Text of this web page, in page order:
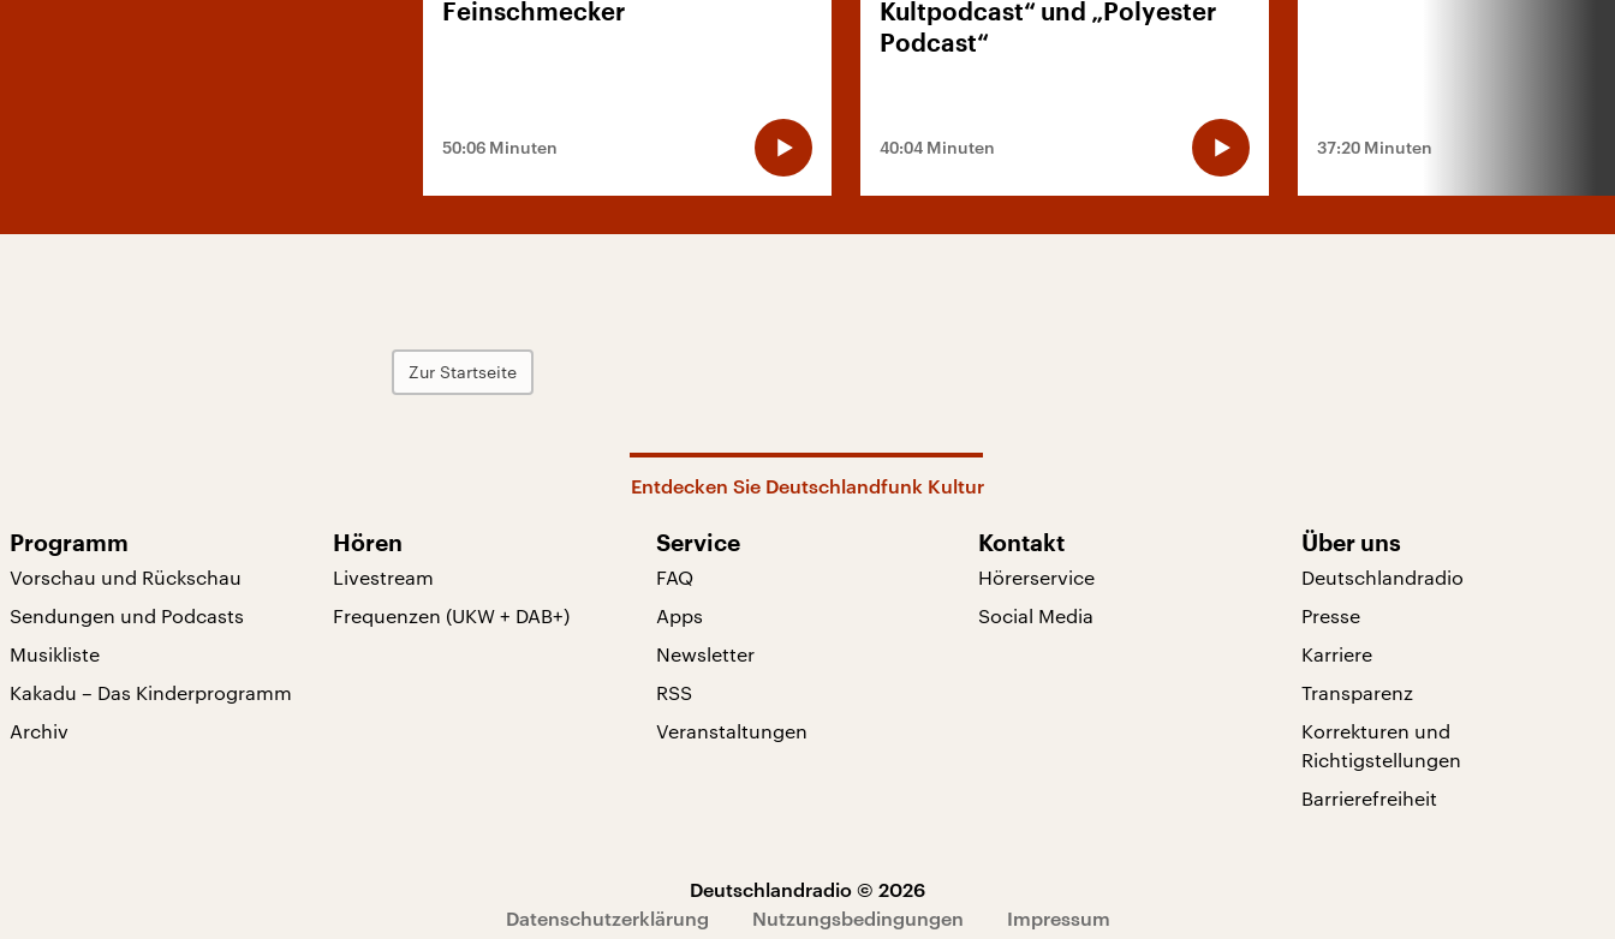
Feinschmecker
50:06 Minuten
Kultpodcast“ und „Polyester
Podcast“
40:04 Minuten 37:20 Minuten
Zur Startseite
Entdecken Sie Deutschlandfunk Kultur
Programm
Vorschau und Rückschau
Sendungen und Podcasts
Musikliste
Kakadu – Das Kinderprogramm
Archiv
Hören
Livestream
Frequenzen (UKW + DAB+)
Service
FAQ
Apps
Newsletter
RSS
Veranstaltungen
Kontakt
Hörerservice
Social Media
Über uns
Deutschlandradio
Presse
Karriere
Transparenz
Korrekturen und
Richtigstellungen
Barrierefreiheit
Deutschlandradio © 2026
Datenschutzerklärung
Nutzungsbedingungen
Impressum